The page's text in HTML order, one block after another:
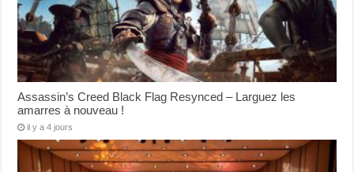
Assassin’s Creed Black Flag Resynced – Larguez les
amarres à nouveau !
il y a 4 jours